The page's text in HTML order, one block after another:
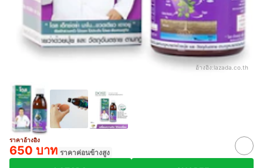
อ้างอิง:lazada.co.th
ราคาอ้างอิง
650 บาท ราคาค่อนข้างสูง